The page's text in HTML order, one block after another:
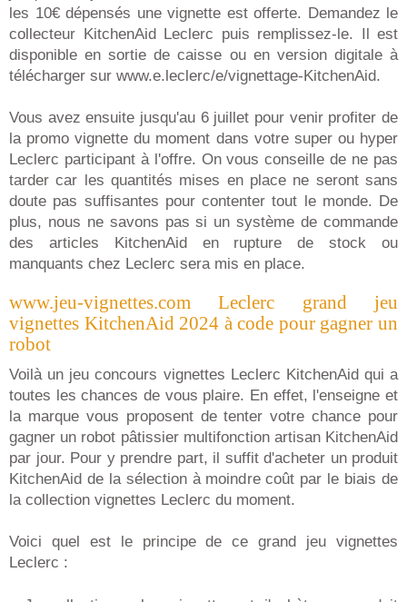
les 10€ dépensés une vignette est offerte. Demandez le
collecteur KitchenAid Leclerc puis remplissez-le. Il est
disponible en sortie de caisse ou en version digitale à
télécharger sur www.e.leclerc/e/vignettage-KitchenAid.
Vous avez ensuite jusqu'au 6 juillet pour venir profiter de
la promo vignette du moment dans votre super ou hyper
Leclerc participant à l'offre. On vous conseille de ne pas
tarder car les quantités mises en place ne seront sans
doute pas suffisantes pour contenter tout le monde. De
plus, nous ne savons pas si un système de commande
des articles KitchenAid en rupture de stock ou
manquants chez Leclerc sera mis en place.
www.jeu-vignettes.com Leclerc grand jeu
vignettes KitchenAid 2024 à code pour gagner un
robot
Voilà un jeu concours vignettes Leclerc KitchenAid qui a
toutes les chances de vous plaire. En effet, l'enseigne et
la marque vous proposent de tenter votre chance pour
gagner un robot pâtissier multifonction artisan KitchenAid
par jour. Pour y prendre part, il suffit d'acheter un produit
KitchenAid de la sélection à moindre coût par le biais de
la collection vignettes Leclerc du moment.
Voici quel est le principe de ce grand jeu vignettes
Leclerc :